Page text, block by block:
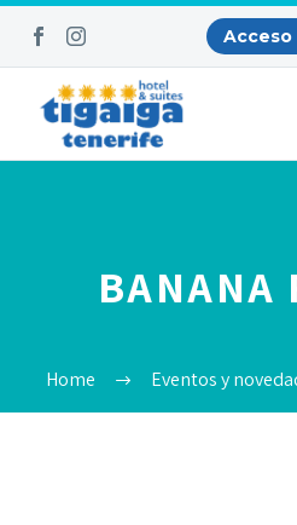
Acceso
BANANA
Home Eventos y